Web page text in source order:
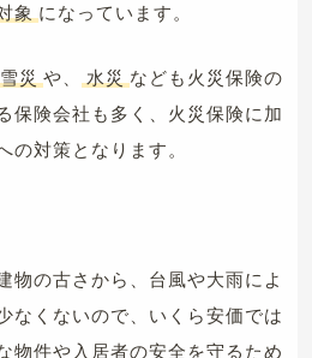
象 になっています。
雪災 や、 水災 なども火災保険の
保険会社も多く、火災保険に加
の対策となります。
物の古さから、台風や大雨によ
なくないので、いくら安価では
物件や入居者の安全を守るため